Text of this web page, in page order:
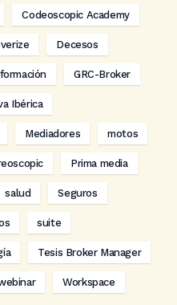
Codeoscopic Academy
Decesos
formación GRC-Broker
Ibérica
Mediadores motos
Prima media
salud Seguros
suite
Tesis Broker Manager
Workspace